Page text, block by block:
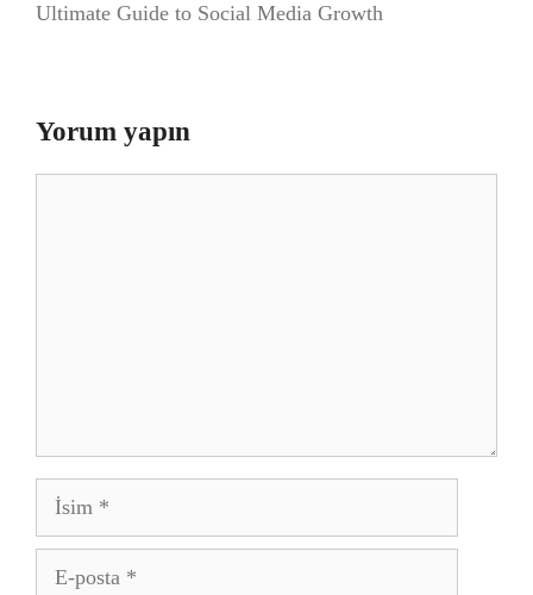
Ultimate Guide to Social Media Growth
Yorum yapın
İsim